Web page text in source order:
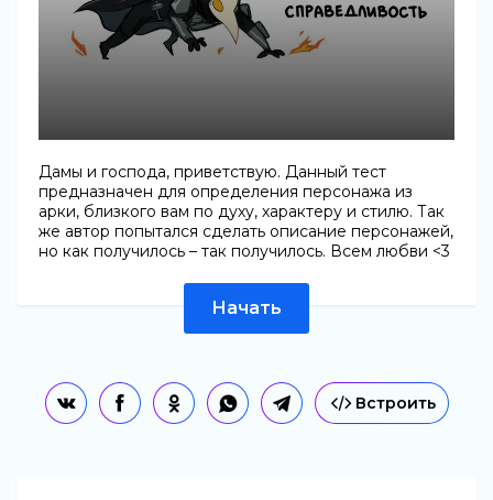
Дамы и господа, приветствую. Данный тест
предназначен для определения персонажа из
арки, близкого вам по духу, характеру и стилю. Так
же автор попытался сделать описание персонажей,
но как получилось – так получилось. Всем любви <3
Начать
Встроить